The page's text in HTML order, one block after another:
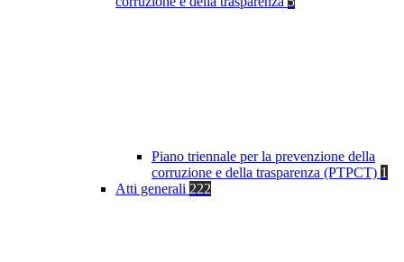
Piano triennale per la prevenzione della
corruzione e della trasparenza (PTPCT) 1
Atti generali 222